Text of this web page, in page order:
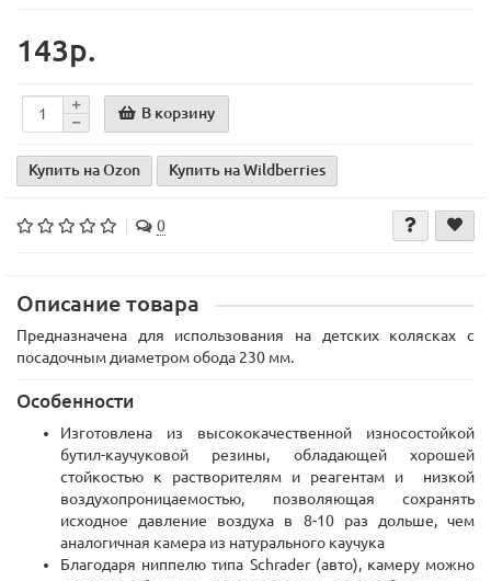
143р.
В корзину
Купить на Ozon Купить на Wildberries
0
Описание товара
Предназначена для использования на детских колясках с
посадочным диаметром обода 230 мм.
Особенности
Изготовлена из высококачественной износостойкой
бутил-каучуковой резины, обладающей хорошей
стойкостью к растворителям и реагентам и низкой
воздухопроницаемостью, позволяющая сохранять
исходное давление воздуха в 8-10 раз дольше, чем
аналогичная камера из натурального каучука
Благодаря ниппелю типа Schrader(авто), камеру можно